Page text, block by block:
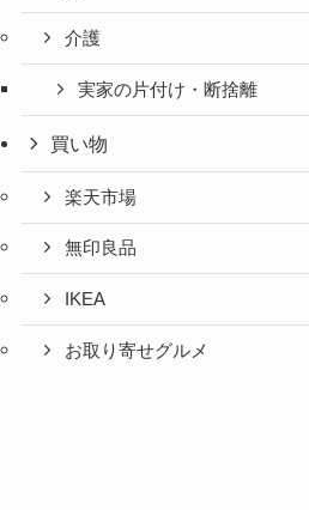
介護
実家の片付け・断捨離
買い物
楽天市場
無印良品
IKEA
お取り寄せグルメ